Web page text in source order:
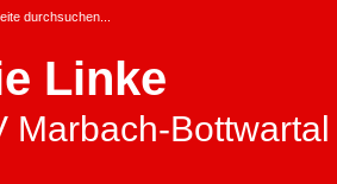
Linke
Marbach-Bottwartal